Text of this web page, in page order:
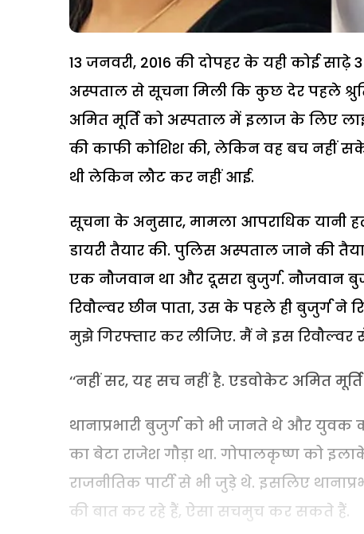
13 जनवरी, 2016 की दोपहर के यही कोई
अस्पताल से सूचना मिली कि कुछ देर पहले
अमित मूर्ति को अस्पताल में इलाज के लिए
की काफी कोशिश की, लेकिन वह बच नहीं
थी लेकिन लौट कर नहीं आई.
सूचना के अनुसार, मामला आपराधिक यानी
डायरी तैयार की. पुलिस अस्पताल जाने की
एक नौजवान था और दूसरा बुजुर्ग. नौजवान
रिवौल्वर छीन पाता, उस के पहले ही बुजुर्ग ने
मुझे गिरफ्तार कर लीजिए. मैं ने इस रिवौल्वर
‘‘नहीं सर, यह सच नहीं है. एडवोकेट अमित
थानाप्रभारी बुजुर्ग को भी जानते थे और युवक
का बेटा राजेश गौड़ा था. गोपालकृष्ण को
राजनीतिक पार्टी से भी जुड़े थे. इसलिए
की बात कर रहे हैं, ऐसा सचमुच कर सकते हैं.